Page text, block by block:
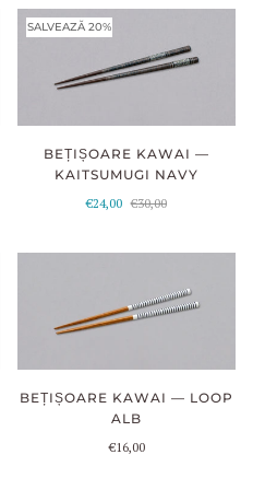
SALVEAZĂ 20%
BEȚIȘOARE KAWAI —
KAITSUMUGI NAVY
€24,00 €30,00
BEȚIȘOARE KAWAI — LOOP
ALB
€16,00